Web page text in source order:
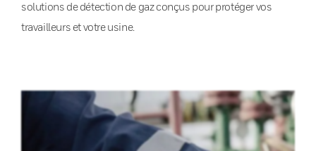
solutions de détection de gaz conçus pour protéger vos
travailleurs et votre usine.